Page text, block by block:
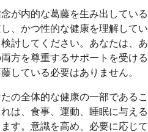
が内的な葛藤を生み出している
、かつ性的な健康を理解してい
討してください。あなたは、あ
方を尊重するサポートを受ける
している必要はありません。
の全体的な健康の一部であるこ
は、食事、運動、睡眠に与える
す。意識を高め、必要に応じて